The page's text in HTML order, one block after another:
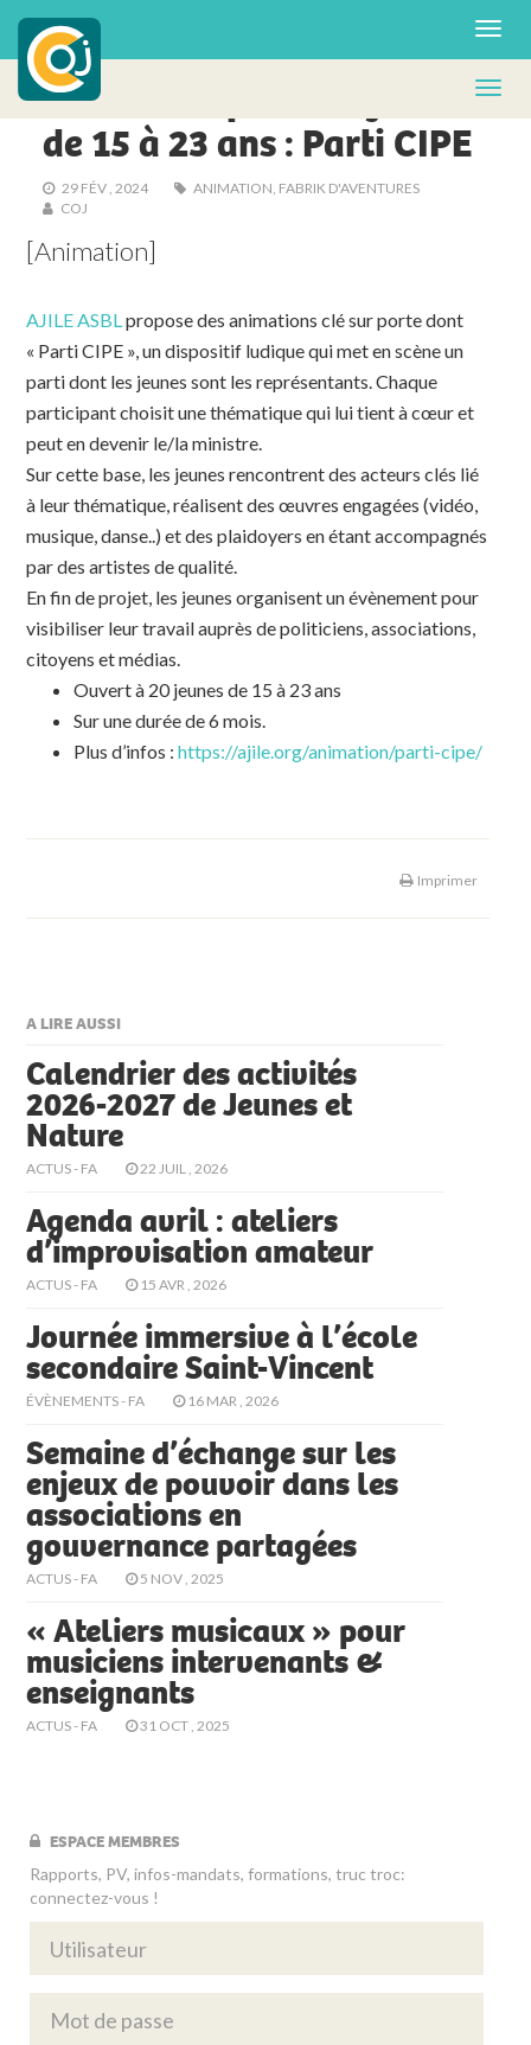
ACTUS - FA
Animation pour les jeunes
de 15 à 23 ans : Parti CIPE
29 FÉV , 2024 ANIMATION FABRIK D'AVENTURES
COJ
[Animation]
AJILE ASBLpropose des animations clé sur porte dont
« Parti CIPE », un dispositif ludique qui met en scène un
parti dont les jeunes sont les représentants. Chaque
participant choisit une thématique qui lui tient à cœur et
peut en devenir le/la ministre.
Sur cette base, les jeunes rencontrent des acteurs clés lié
à leur thématique, réalisent des œuvres engagées (vidéo,
musique, danse..) et des plaidoyers en étant accompagnés
par des artistes de qualité.
En fin de projet, les jeunes organisent un évènement pour
visibiliser leur travail auprès de politiciens, associations,
citoyens et médias.
Ouvert à 20 jeunes de 15 à 23 ans
Sur une durée de 6 mois.
Plus d’infos :https://ajile.org/animation/parti-cipe/
Imprimer
A LIRE AUSSI
Calendrier des activités
2026-2027 de Jeunes et
Nature
ACTUS - FA 22 JUIL , 2026
Agenda avril : ateliers
d’improvisation amateur
ACTUS - FA 15 AVR , 2026
Journée immersive à l’école
secondaire Saint-Vincent
ÉVÈNEMENTS - FA 16 MAR , 2026
Semaine d’échange sur les
enjeux de pouvoir dans les
associations en
gouvernance partagées
ACTUS - FA 5 NOV , 2025
« Ateliers musicaux » pour
musiciens intervenants &
enseignants
ACTUS - FA 31 OCT , 2025
ESPACE MEMBRES
Rapports, PV, infos-mandats, formations, truc troc:
connectez-vous !